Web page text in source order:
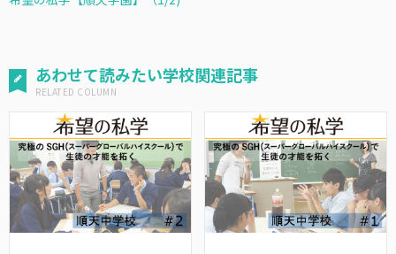
あわせて読みたい学校関連記事